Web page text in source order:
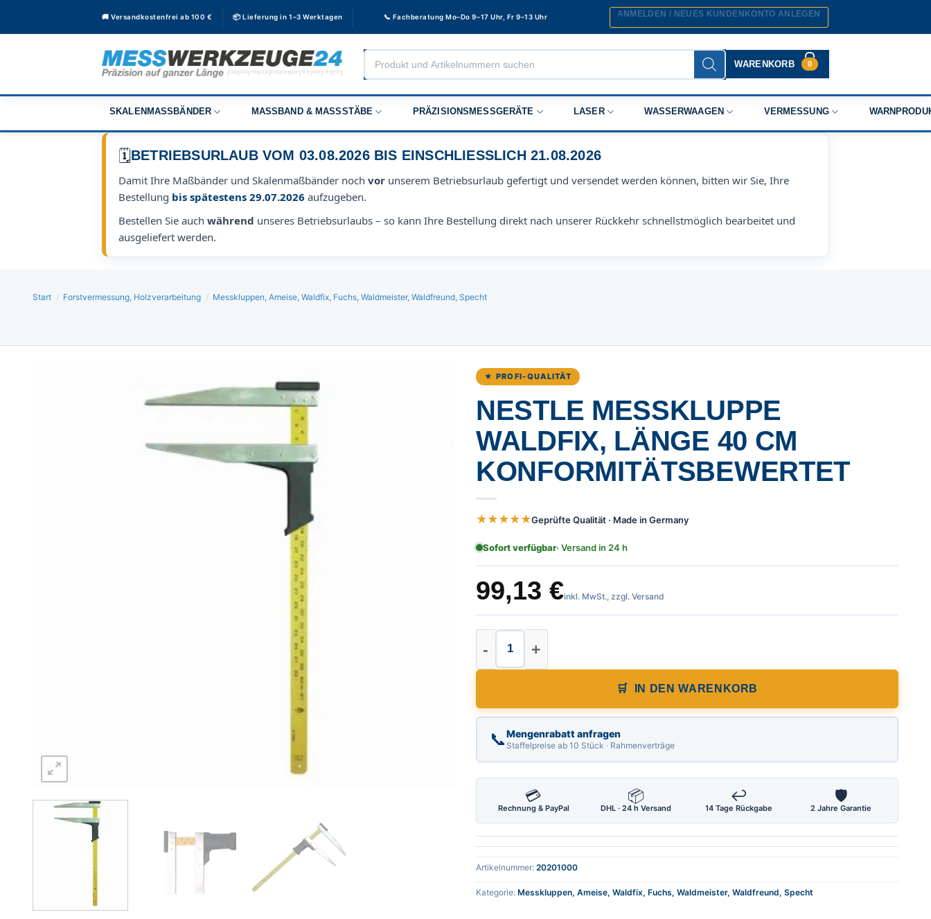
🚚 Versandkostenfrei ab 100 € 📦 Lieferung in 1–3 Werktagen 📞 Fachberatung Mo–Do 9–17 Uhr, Fr 9–13 Uhr ANMELDEN / NEUES KUNDENKONTO ANLEGEN
Products
search
WARENKORB 0
SKALENMASSBÄNDER MASSBAND & MASSSTÄBE PRÄZISIONSMESSGERÄTE LASER WASSERWAAGEN VERMESSUNG
🗓️BETRIEBSURLAUB VOM 03.08.2026 BIS EINSCHLIESSLICH 21.08.2026
Damit Ihre Maßbänder und Skalenmaßbänder noch vor unserem Betriebsurlaub gefertigt und versendet werden können, bitten wir Sie, Ihre
Bestellung bis spätestens 29.07.2026 aufzugeben.
Bestellen Sie auch während unseres Betriebsurlaubs – so kann Ihre Bestellung direkt nach unserer Rückkehr schnellstmöglich bearbeitet und
ausgeliefert werden.
Start / Forstvermessung, Holzverarbeitung / Messkluppen, Ameise, Waldfix, Fuchs, Waldmeister, Waldfreund, Specht
★ PROFI-QUALITÄT
NESTLE MESSKLUPPE
WALDFIX, LÄNGE 40 CM
KONFORMITÄTSBEWERTET
★★★★★Geprüfte Qualität · Made in Germany
Sofort verfügbar· Versand in 24 h
99,13 €inkl. MwSt., zzgl. Versand
Nestle Messkluppe Waldfix, Länge 40 cm
IN DEN WARENKORB
📞Mengenrabatt anfragen
Staffelpreise ab 10 Stück · Rahmenverträge
💳
Rechnung & PayPal
📦
DHL · 24 h Versand
↩
14 Tage Rückgabe
🛡
2 Jahre Garantie
Artikelnummer: 20201000
Kategorie: Messkluppen, Ameise, Waldfix, Fuchs, Waldmeister, Waldfreund, Specht